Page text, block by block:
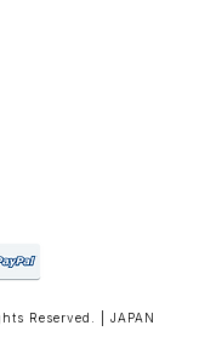
Reserved. | JAPAN